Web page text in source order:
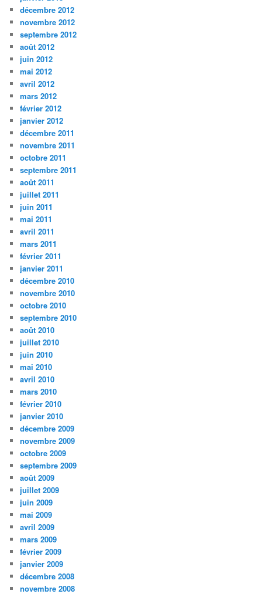
décembre 2012
novembre 2012
septembre 2012
août 2012
juin 2012
mai 2012
avril 2012
mars 2012
février 2012
janvier 2012
décembre 2011
novembre 2011
octobre 2011
septembre 2011
août 2011
juillet 2011
juin 2011
mai 2011
avril 2011
mars 2011
février 2011
janvier 2011
décembre 2010
novembre 2010
octobre 2010
septembre 2010
août 2010
juillet 2010
juin 2010
mai 2010
avril 2010
mars 2010
février 2010
janvier 2010
décembre 2009
novembre 2009
octobre 2009
septembre 2009
août 2009
juillet 2009
juin 2009
mai 2009
avril 2009
mars 2009
février 2009
janvier 2009
décembre 2008
novembre 2008